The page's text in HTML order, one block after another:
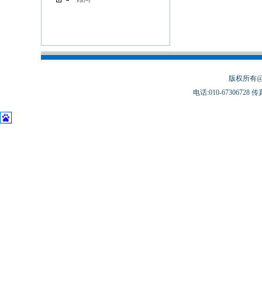
版权所有
电话:010-67306728 传